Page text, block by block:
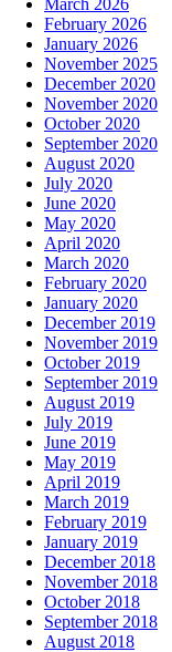
March 2026
February 2026
January 2026
November 2025
December 2020
November 2020
October 2020
September 2020
August 2020
July 2020
June 2020
May 2020
April 2020
March 2020
February 2020
January 2020
December 2019
November 2019
October 2019
September 2019
August 2019
July 2019
June 2019
May 2019
April 2019
March 2019
February 2019
January 2019
December 2018
November 2018
October 2018
September 2018
August 2018